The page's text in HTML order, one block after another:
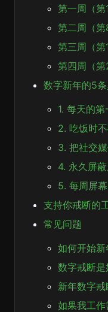
第一周（
第二周（
第三周（
第四周（
数字新年的5
1. 每天的
2. 吃饭时
3. 把社交
4. 永久屏
5. 每周屏
支持你戒断的
常见问题
如何开始新
数字戒断是
新年数字
如果我工作